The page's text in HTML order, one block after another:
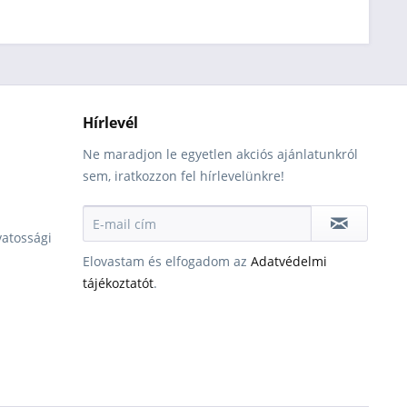
Hírlevél
Ne maradjon le egyetlen akciós ajánlatunkról
sem, iratkozzon fel hírlevelünkre!
Elovastam és elfogadom az Adatvédelmi
tájékoztatót.